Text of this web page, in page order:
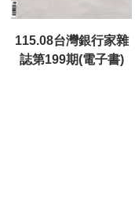
115.08台灣銀行家雜
誌第199期(電子書)